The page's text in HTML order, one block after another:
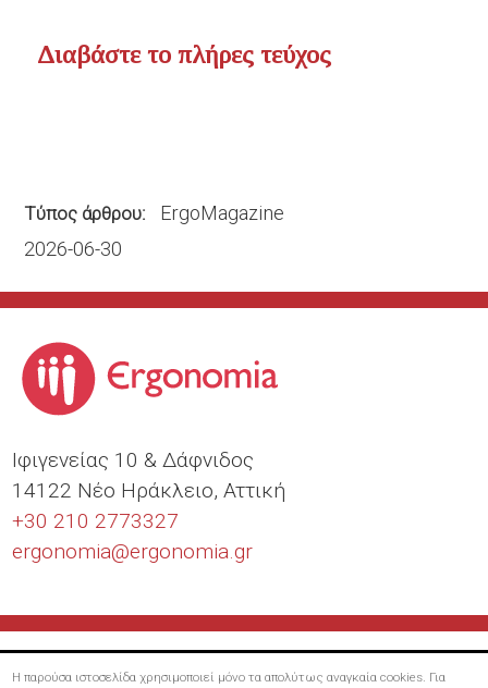
Διαβάστε το πλήρες τεύχος
Τύπος άρθρου
ErgoMagazine
2026-06-30
Ιφιγενείας 10 & Δάφνιδος
14122 Νέο Ηράκλειο, Αττική
+30 210 2773327
ergonomia@ergonomia.gr
Η παρούσα ιστοσελίδα χρησιμοποιεί μόνο τα απολύτως αναγκαία cookies. Για